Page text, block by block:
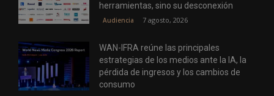
herramientas, sino su desconexión
Audiencia 7 agosto, 2026
WAN-IFRA reúne las principales
estrategias de los medios ante la IA, la
pérdida de ingresos y los cambios de
consumo